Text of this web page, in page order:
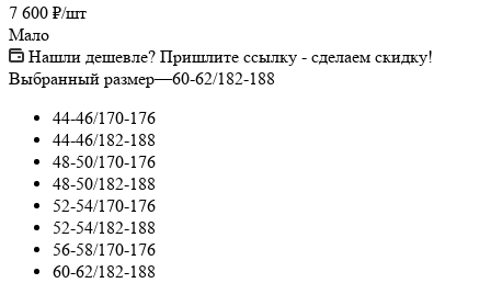
7 600 ₽/шт
Мало
Нашли дешевле? Пришлите ссылку - сделаем скидку!
Выбранный размер—60-62/182-188
44-46/170-176
44-46/182-188
48-50/170-176
48-50/182-188
52-54/170-176
52-54/182-188
56-58/170-176
60-62/182-188